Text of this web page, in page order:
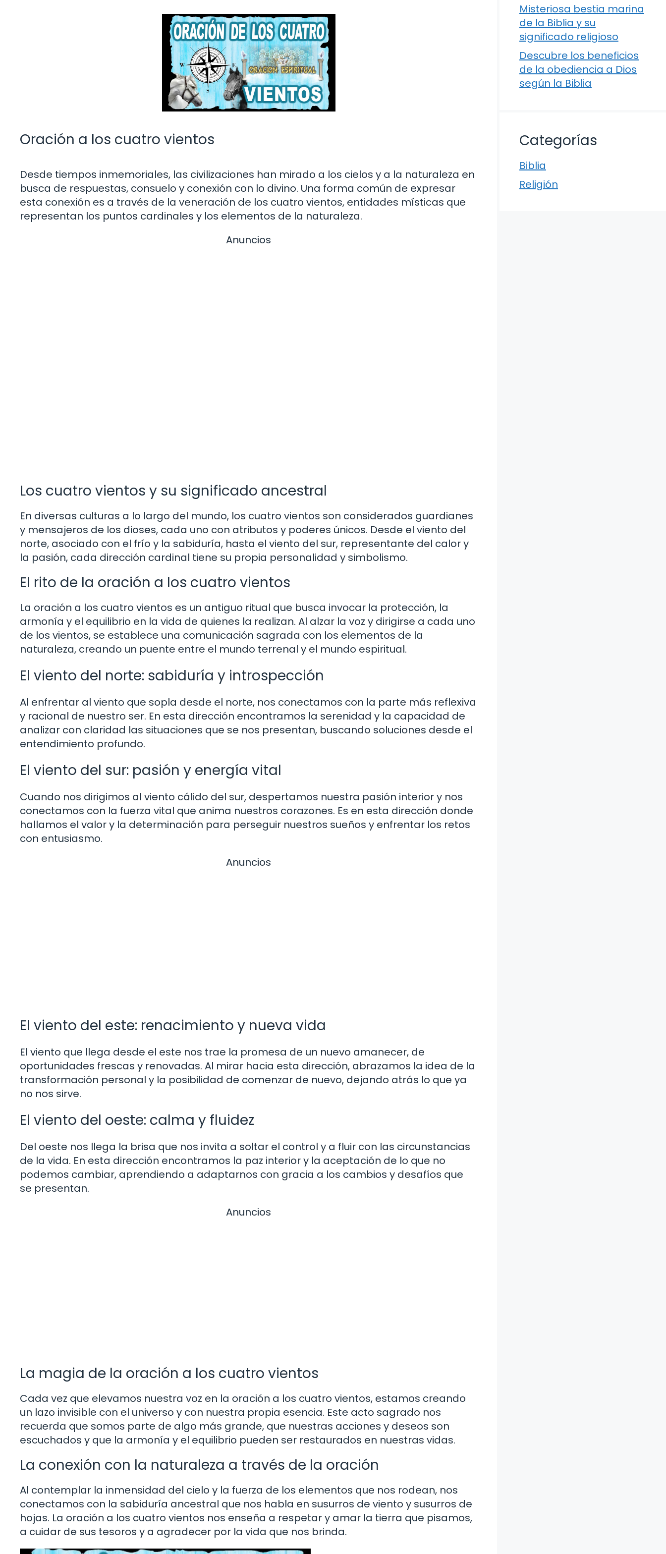
Oración a los cuatro vientos
Desde tiempos inmemoriales, las civilizaciones han mirado a los cielos y a la naturaleza en
busca de respuestas, consuelo y conexión con lo divino. Una forma común de expresar
esta conexión es a través de la veneración de los cuatro vientos, entidades místicas que
representan los puntos cardinales y los elementos de la naturaleza.
Anuncios
Los cuatro vientos y su significado ancestral
En diversas culturas a lo largo del mundo, los cuatro vientos son considerados guardianes
y mensajeros de los dioses, cada uno con atributos y poderes únicos. Desde el viento del
norte, asociado con el frío y la sabiduría, hasta el viento del sur, representante del calor y
la pasión, cada dirección cardinal tiene su propia personalidad y simbolismo.
El rito de la oración a los cuatro vientos
La oración a los cuatro vientos es un antiguo ritual que busca invocar la protección, la
armonía y el equilibrio en la vida de quienes la realizan. Al alzar la voz y dirigirse a cada uno
de los vientos, se establece una comunicación sagrada con los elementos de la
naturaleza, creando un puente entre el mundo terrenal y el mundo espiritual.
El viento del norte: sabiduría y introspección
Al enfrentar al viento que sopla desde el norte, nos conectamos con la parte más reflexiva
y racional de nuestro ser. En esta dirección encontramos la serenidad y la capacidad de
analizar con claridad las situaciones que se nos presentan, buscando soluciones desde el
entendimiento profundo.
El viento del sur: pasión y energía vital
Cuando nos dirigimos al viento cálido del sur, despertamos nuestra pasión interior y nos
conectamos con la fuerza vital que anima nuestros corazones. Es en esta dirección donde
hallamos el valor y la determinación para perseguir nuestros sueños y enfrentar los retos
con entusiasmo.
Anuncios
El viento del este: renacimiento y nueva vida
El viento que llega desde el este nos trae la promesa de un nuevo amanecer, de
oportunidades frescas y renovadas. Al mirar hacia esta dirección, abrazamos la idea de la
transformación personal y la posibilidad de comenzar de nuevo, dejando atrás lo que ya
no nos sirve.
El viento del oeste: calma y fluidez
Del oeste nos llega la brisa que nos invita a soltar el control y a fluir con las circunstancias
de la vida. En esta dirección encontramos la paz interior y la aceptación de lo que no
podemos cambiar, aprendiendo a adaptarnos con gracia a los cambios y desafíos que
se presentan.
Anuncios
La magia de la oración a los cuatro vientos
Cada vez que elevamos nuestra voz en la oración a los cuatro vientos, estamos creando
un lazo invisible con el universo y con nuestra propia esencia. Este acto sagrado nos
recuerda que somos parte de algo más grande, que nuestras acciones y deseos son
escuchados y que la armonía y el equilibrio pueden ser restaurados en nuestras vidas.
La conexión con la naturaleza a través de la oración
Al contemplar la inmensidad del cielo y la fuerza de los elementos que nos rodean, nos
conectamos con la sabiduría ancestral que nos habla en susurros de viento y susurros de
hojas. La oración a los cuatro vientos nos enseña a respetar y amar la tierra que pisamos,
a cuidar de sus tesoros y a agradecer por la vida que nos brinda.
Misteriosa bestia marina
de la Biblia y su
significado religioso
Descubre los beneficios
de la obediencia a Dios
según la Biblia
Categorías
Biblia
Religión